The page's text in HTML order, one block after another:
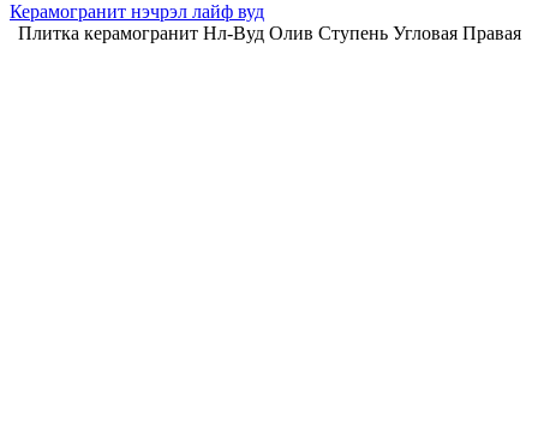
Керамогранит нэчрэл лайф вуд
Плитка керамогранит Нл-Вуд Олив Ступень Угловая Правая